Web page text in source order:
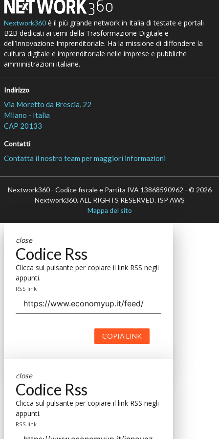
Nextwork360è il più grande network in Italia di testate e portali
B2B dedicati ai temi della Trasformazione Digitale e
dell’Innovazione Imprenditoriale. Ha la missione di diffondere la
cultura digitale e imprenditoriale nelle imprese e pubbliche
amministrazioni italiane.
Indirizzo
Via Moretto da Brescia, 22
Milano - Italia
CAP 20133
Contatti
Contatta il nostro team per maggiori informazioni
Nextwork360 - Codice fiscale e Partita IVA 13868590962 - © 2026
Nextwork360. ALL RIGHTS RESERVED. ISP AWS
Mappa del sito
close
Codice Rss
Clicca sul pulsante per copiare il link RSS negli
appunti.
RSS link
COPIA LINK
close
Codice Rss
Clicca sul pulsante per copiare il link RSS negli
appunti.
RSS link